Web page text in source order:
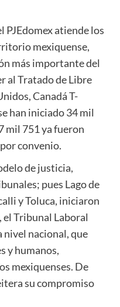
PJEdomex atiende los
mexiquense,
más importante del
al Tratado de Libre
Canadá T-
han iniciado 34 mil
mil 751 ya fueron
convenio.
de justicia,
pues Lago de
y Toluca, iniciaron
el Tribunal Laboral
nivel nacional, que
y humanos,
mexiquenses. De
su compromiso